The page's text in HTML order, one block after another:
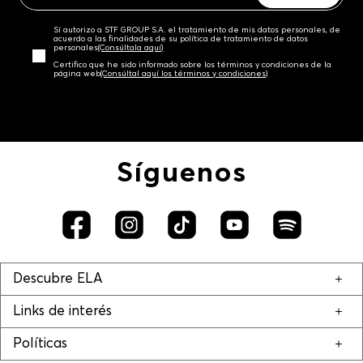
Sí autorizo a STF GROUP S.A. el tratamiento de mis datos personales, de
acuerdo a las finalidades de su política de tratamiento de datos
personales‎(Consúltala aquí)
Certifico que he sido informado sobre los términos y condiciones de la
página web‎(Consúltal aquí los términos y condiciones)
Síguenos
Descubre ELA
Links de interés
Políticas